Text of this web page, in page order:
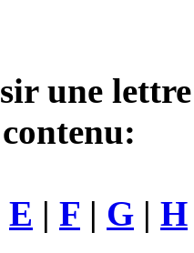
une
E | F | G | H